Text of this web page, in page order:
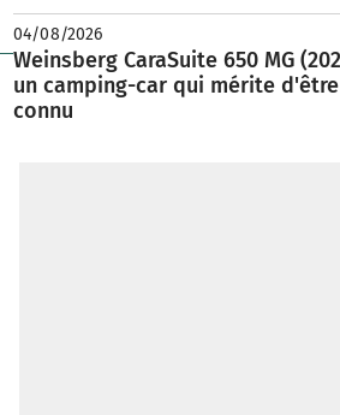
04/08/2026
Weinsberg CaraSuite 650 MG
un camping-car qui mérite d'être
connu